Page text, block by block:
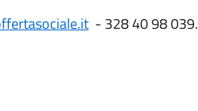
- 328 40 98 039.